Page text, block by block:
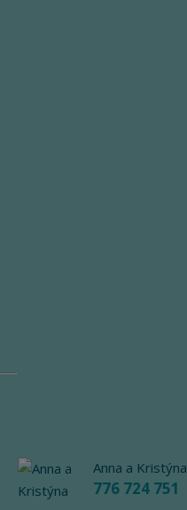
Anna a Kristýna
776 724 751